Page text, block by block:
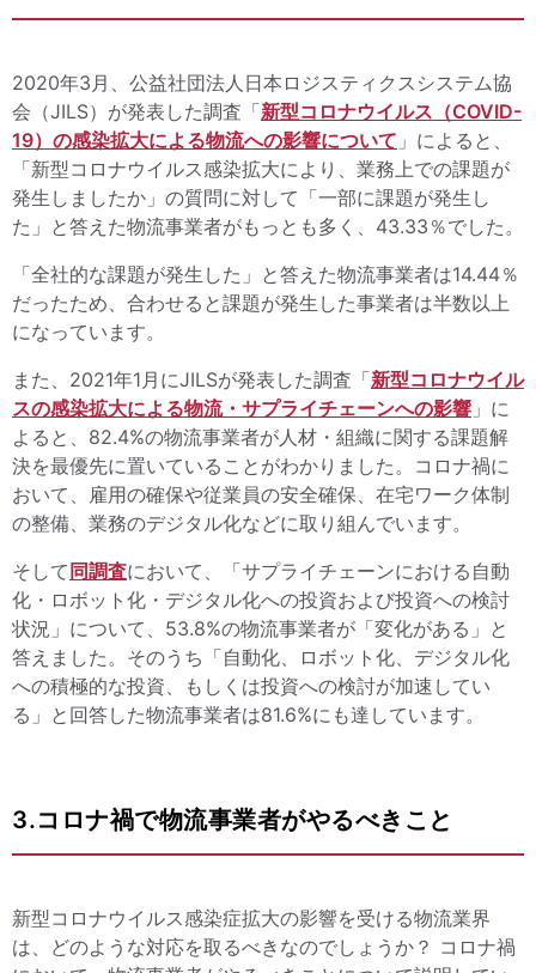
2020年3月、公益社団法人日本ロジスティクスシステム協
会（JILS）が発表した調査「新型コロナウイルス（COVID-
19）の感染拡大による物流への影響について 」によると、
「新型コロナウイルス感染拡大により、業務上での課題が
発生しましたか」の質問に対して「一部に課題が発生し
た」と答えた物流事業者がもっとも多く、43.33％でした。
「全社的な課題が発生した」と答えた物流事業者は14.44％
だったため、合わせると課題が発生した事業者は半数以上
になっています。
また、2021年1月にJILSが発表した調査「新型コロナウイル
スの感染拡大による物流・サプライチェーンへの影響 」に
よると、82.4%の物流事業者が人材・組織に関する課題解
決を最優先に置いていることがわかりました。コロナ禍に
おいて、雇用の確保や従業員の安全確保、在宅ワーク体制
の整備、業務のデジタル化などに取り組んでいます。
そして同調査において、「サプライチェーンにおける自動
化・ロボット化・デジタル化への投資および投資への検討
状況」について、53.8%の物流事業者が「変化がある」と
答えました。そのうち「自動化、ロボット化、デジタル化
への積極的な投資、もしくは投資への検討が加速してい
る」と回答した物流事業者は81.6%にも達しています。
3.コロナ禍で物流事業者がやるべきこと
新型コロナウイルス感染症拡大の影響を受ける物流業界
は、どのような対応を取るべきなのでしょうか？ コロナ禍